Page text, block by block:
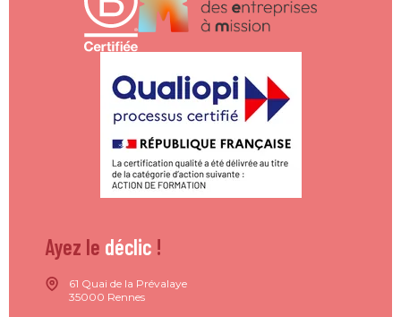
Ayez le déclic !
61 Quai de la Prévalaye
35000 Rennes